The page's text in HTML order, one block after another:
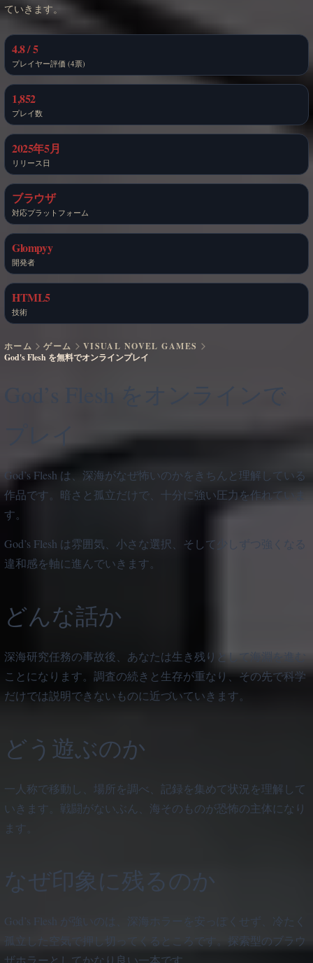
ていきます。
4.8 / 5
プレイヤー評価 (4票)
1,852
プレイ数
2025年5月
リリース日
ブラウザ
対応プラットフォーム
Glompyy
開発者
HTML5
技術
ホーム ゲーム
VISUAL NOVEL GAMES
God's Flesh を無料でオンラインプレイ
God’s Flesh は、深海がなぜ怖いのかをきちんと理解している
作品です。暗さと孤立だけで、十分に強い圧力を作れていま
す。
God’s Flesh は雰囲気、小さな選択、そして少しずつ強くなる
違和感を軸に進んでいきます。
どんな話か
深海研究任務の事故後、あなたは生き残りとして海淵を進む
ことになります。調査の続きと生存が重なり、その先で科学
だけでは説明できないものに近づいていきます。
どう遊ぶのか
一人称で移動し、場所を調べ、記録を集めて状況を理解して
いきます。戦闘がないぶん、海そのものが恐怖の主体になり
ます。
なぜ印象に残るのか
God’s Flesh が強いのは、深海ホラーを安っぽくせず、冷たく
孤立した空気で押し切ってくるところです。探索型のブラウ
ザホラーとしてかなり良い一本です。